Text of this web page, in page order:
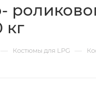
кг
— Костюмы для LPG —